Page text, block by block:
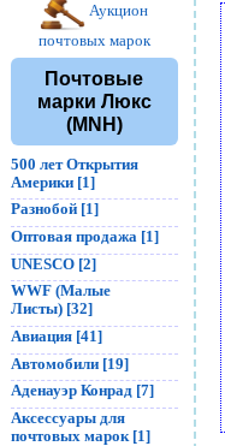
Аукцион
почтовых марок
Почтовые
марки Люкс
(MNH)
500 лет Открытия
Америки [1]
Разнобой [1]
Оптовая продажа [1]
UNESCO [2]
WWF (Малые
Листы) [32]
Авиация [41]
Автомобили [19]
Аденауэр Конрад [7]
Аксессуары для
почтовых марок [1]